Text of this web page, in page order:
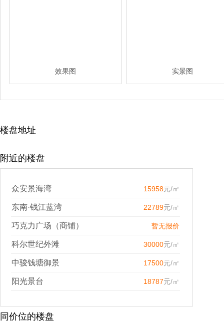
效果图 实景图
楼盘地址
附近的楼盘
众安景海湾 15958元/㎡
东南·钱江蓝湾 22789元/㎡
巧克力广场（商铺） 暂无报价
科尔世纪外滩 30000元/㎡
中骏钱塘御景 17500元/㎡
阳光景台 18787元/㎡
同价位的楼盘